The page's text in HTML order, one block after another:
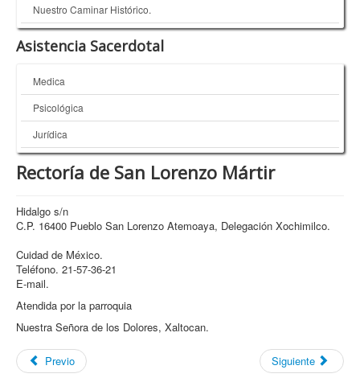
Nuestro Caminar Histórico.
Asistencia Sacerdotal
Medica
Psicológica
Jurídica
Rectoría de San Lorenzo Mártir
Hidalgo s/n
C.P. 16400 Pueblo San Lorenzo Atemoaya, Delegación Xochimilco.
Cuidad de México.
Teléfono. 21-57-36-21
E-mail.
Atendida por la parroquia
Nuestra Señora de los Dolores, Xaltocan.
Previo Siguiente